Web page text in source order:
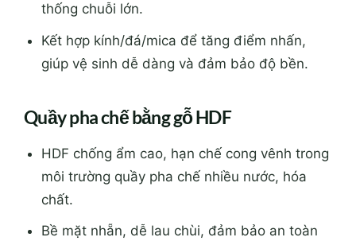
thống chuỗi lớn.
Kết hợp kính/đá/mica để tăng điểm nhấn,
giúp vệ sinh dễ dàng và đảm bảo độ bền.
Quầy pha chế bằng gỗ HDF
HDF chống ẩm cao, hạn chế cong vênh trong
môi trường quầy pha chế nhiều nước, hóa
chất.
Bề mặt nhẵn, dễ lau chùi, đảm bảo an toàn